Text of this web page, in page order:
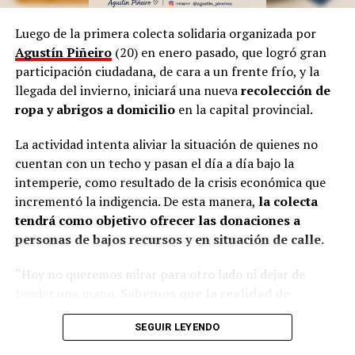
las niñas representando a lasVírgenes, como también
los tamborileros afroamericanos que se mezclan con las
costumbres tradicionales correntinas durante enero. “A
veces no entendemos la cultura del Litoral”, define.
En esa línea, en 2014, Marinoni incluyó alCurupí, el
personaje de la mitología guaraní que tiene un pene
largo y envuelto en su cuerpo, un hecho que significó
una gran polémica en el anfiteatro Mario del Tránsito
Cocomarola, de Corrientes, donde se hacía e festival
chamamecero.
“Las políticas culturales son muy importantes”, apunta
el coreógrafo posadeño al considerar que siempre fue el
Estado el que garantizó las seguridad laboral a los
“Nunca vino una empresa a decirme: Luis, vamos a
poner una compañía para llevarlos afuera. Siempre el
Luego de la primera colecta solidaria organizada por
Agustín Piñeiro(20) en enero pasado, que logró gran
participación ciudadana, de cara a un frente frío, y la
llegada del invierno, iniciará una nuevarecolección de
ropa y abrigos a domicilioen la capital provincial.
La actividad intenta aliviar la situación de quienes no
cuentan con un techo y pasan el día a día bajo la
intemperie, como resultado de la crisis económica que
incrementó la indigencia. De esta manera, la colecta
tendrá como objetivo ofrecer las donaciones a
personas de bajos recursos y en situación de calle.
“Hoy no queremos mirar para otro lado ni dejar de
muchos es difícil, que hay noches frías, mesas
vacías y corazones que necesitan un poco de
SEGUIR LEYENDO